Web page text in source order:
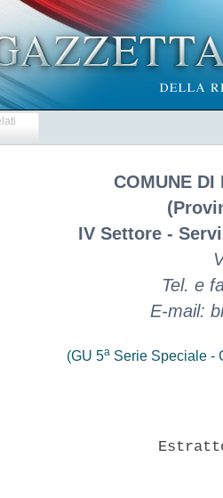
COMUNE DI
IV Settore -
Tel. e
E-mail:
(GU 5a Serie Speciale -